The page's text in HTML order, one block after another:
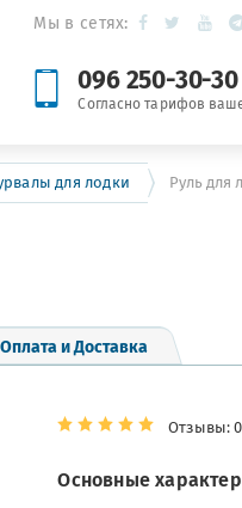
Мы в сетях:
096 250-30-30
Согласно тарифов
для лодки Руль для
Оплата и Доставка
Отзывы: 0
Основные